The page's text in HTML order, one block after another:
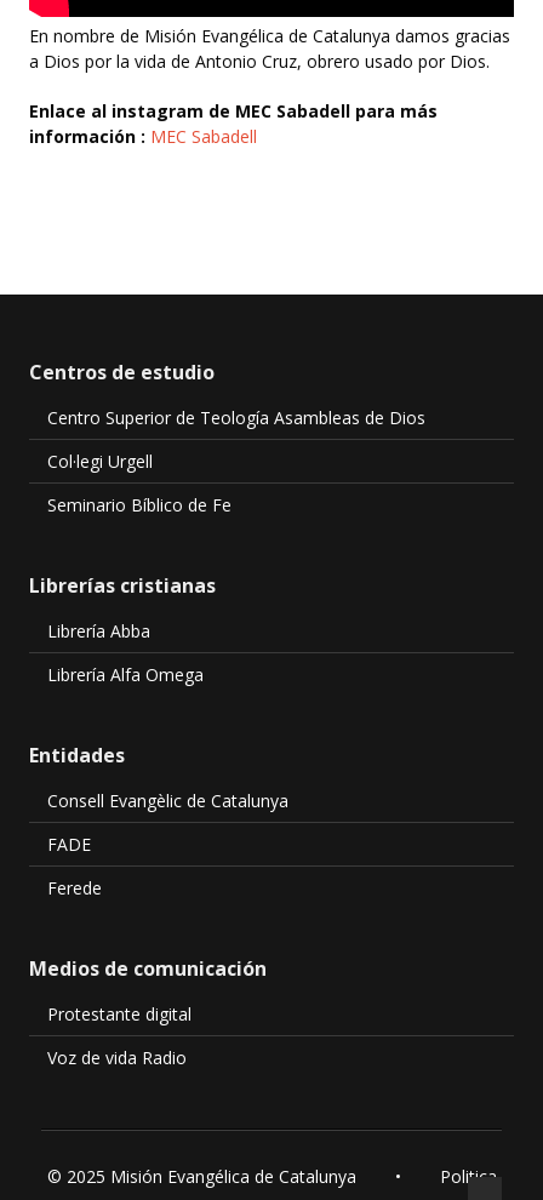
En nombre de Misión Evangélica de Catalunya damos gracias
a Dios por la vida de Antonio Cruz, obrero usado por Dios.
Enlace al instagram de MEC Sabadell para más
información : MEC Sabadell
Centros de estudio
Centro Superior de Teología Asambleas de Dios
Col·legi Urgell
Seminario Bíblico de Fe
Librerías cristianas
Librería Abba
Librería Alfa Omega
Entidades
Consell Evangèlic de Catalunya
FADE
Ferede
Medios de comunicación
Protestante digital
Voz de vida Radio
© 2025 Misión Evangélica de Catalunya • Politica